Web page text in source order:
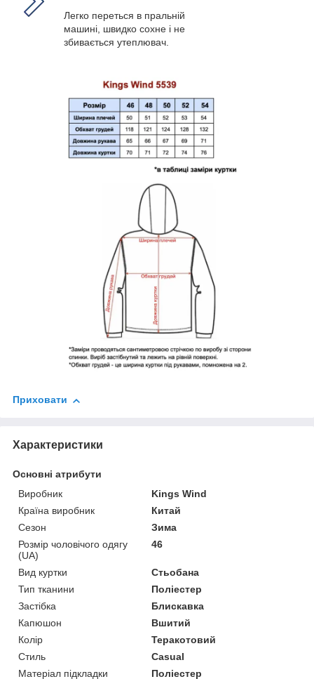
Легко переться в пральній
машині, швидко сохне і не
збивається утеплювач.
Приховати
Характеристики
Основні атрибути
Виробник
Kings Wind
Країна виробник
Китай
Сезон
Зима
Розмір чоловічого одягу
(UA)
46
Вид куртки
Стьобана
Тип тканини
Поліестер
Застібка
Блискавка
Капюшон
Вшитий
Колір
Теракотовий
Стиль
Casual
Матеріал підкладки
Поліестер